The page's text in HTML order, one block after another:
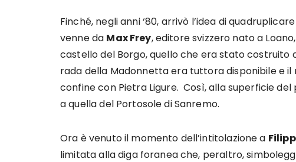
Finché, negli anni ‘80, arrivò l’idea di
venne da Max Frey, editore svizzero nato a
castello del Borgo, quello che era stato costruito
rada della Madonnetta era tuttora disponibile e
confine con Pietra Ligure. Così, alla superficie
a quella del Portosole di Sanremo.
Ora è venuto il momento dell’intitolazione a
limitata alla diga foranea che, peraltro,